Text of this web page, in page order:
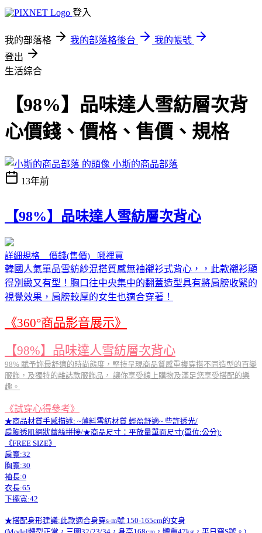
登入
我的部落格 我的部落格後台
我的帳號
登出
生活綜合
【98%】品味達人雪紡層次背
心價錢、價格、售價、規格
小斯的商品部落
13年前
【98%】品味達人雪紡層次背心
詳細規格 價錢(售價) 哪裡買
韓國人氣單品雪紡紗混搭質感無袖襯衫式背心，，此款襯衫顯
得別緻又有型！胸口往中央集中的翻蓋造型具有將肩膀收緊的
視覺效果，肩膀較厚的女生也適合穿著！
《360°商品影音展示》
【98%】品味達人雪紡層次背心
98% 賦予妳最舒適的時尚態度，堅持呈現商品質感重複穿搭不同造型的百變
服飾，及獨特的雜誌款服飾品， 讓你享受線上購物及滿足您享受搭配的樂
趣。
《試穿心得參考》
★商品材質手感描述: ~薄料雪紡材質 輕盈舒適~ 些許透光/
肩胸透肌網狀蕾絲拼接/★商品尺寸：平放量單面尺寸(單位:公分):
《FREE SIZE》
肩寬:32
胸寬:30
袖長:0
衣長:65
下擺寬:42
★搭配身形建議:此款適合身穿s-m號 150-165cm的女身